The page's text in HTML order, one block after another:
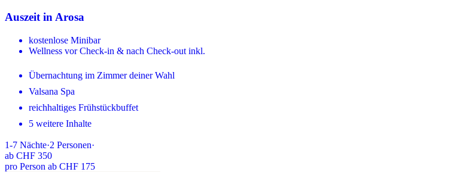
Auszeit in Arosa
kostenlose Minibar
Wellness vor Check-in & nach Check-out inkl.
Übernachtung im Zimmer deiner Wahl
Valsana Spa
reichhaltiges Frühstückbuffet
5 weitere Inhalte
1-7 Nächte·2 Personen·
ab CHF 350
pro Person ab CHF 175